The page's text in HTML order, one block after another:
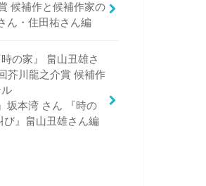
候補作と候補作家の
ん・住田祐さん編
の家』 畠山丑雄さ
芥川龍之介賞 候補作
坂本湾 さん 『時の
び』畠山丑雄さん編